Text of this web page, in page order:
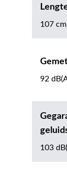
107 cm
92
103